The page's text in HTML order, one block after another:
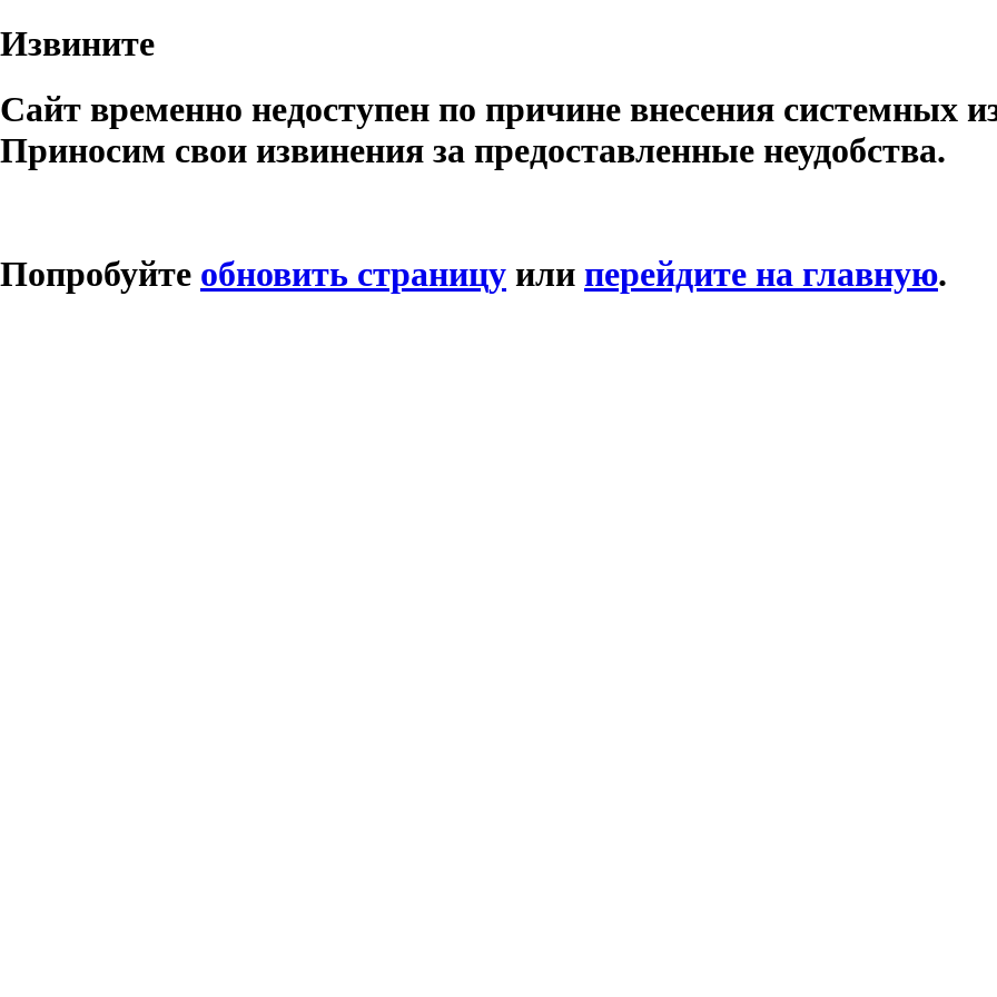
Извините
Сайт временно недоступен по причине внесения системных
Приносим свои извинения за предоставленные неудобства.
Попробуйте обновить страницу или перейдите на главную.